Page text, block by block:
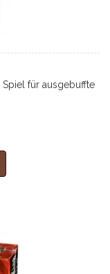
für ausgebuffte